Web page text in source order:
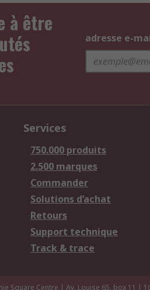
à être
adresse e-
Services
750.000 produits
2.500 marques
Commander
Solutions d’achat
Retours
Support technique
Track & trace
Square Centre | Av. Louise 65, box 11 |